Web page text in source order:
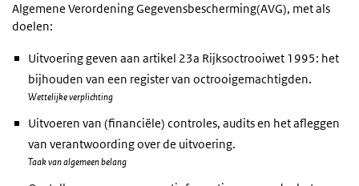
Algemene Verordening Gegevensbescherming(AVG), met als
doelen:
Uitvoering geven aan artikel 23a Rijksoctrooiwet 1995: het
bijhouden van een register van octrooigemachtigden.
Wettelijke verplichting
Uitvoeren van (financiële) controles, audits en het afleggen
van verantwoording over de uitvoering.
Taak van algemeen belang